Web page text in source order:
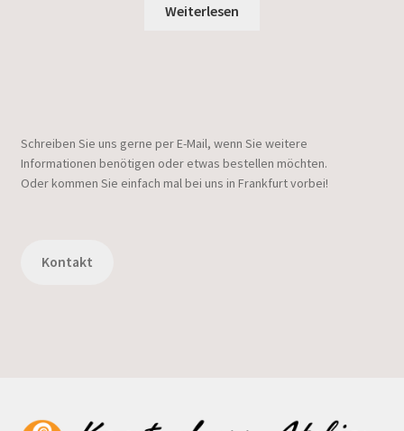
Weiterlesen
Schreiben Sie uns gerne per E-Mail, wenn Sie weitere
Informationen benötigen oder etwas bestellen möchten.
Oder kommen Sie einfach mal bei uns in Frankfurt vorbei!
Kontakt